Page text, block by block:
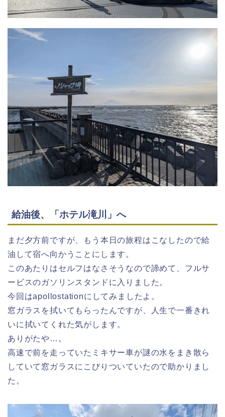
給油後、「ホテル滝川」へ
まだ夕方前ですが、もう本日の旅程はこなしたので給
油して宿へ向かうことにします。
このあたりはセルフはなさそうなので諦めて、フルサ
ービスのガソリンスタンドに入りました。
今回はapollostationにしてみましたよ。
窓ガラスを拭いてもらったんですが、人生で一番きれ
いに拭いてくれた気がします。
ありがたや…。
高速で前を走っていたミキサー車が謎の水をまき散ら
していて窓ガラスにこびりついていたので助かりまし
た。